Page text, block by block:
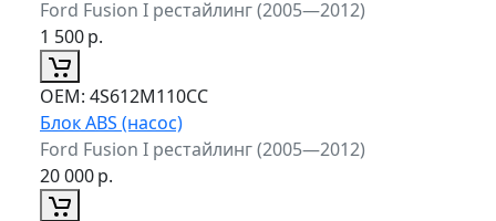
Ford Fusion I рестайлинг (2005—2012)
1 500р.
ОЕМ: 4S612M110CC
Блок ABS (насос)
Ford Fusion I рестайлинг (2005—2012)
20 000р.